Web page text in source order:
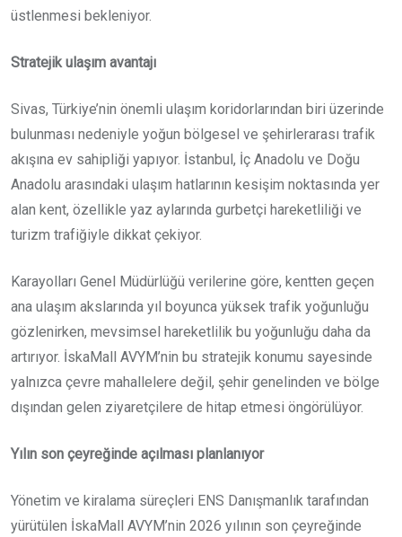
üstlenmesi bekleniyor.
Stratejik ulaşım avantajı
Sivas, Türkiye’nin önemli ulaşım koridorlarından biri üzerinde
bulunması nedeniyle yoğun bölgesel ve şehirlerarası trafik
akışına ev sahipliği yapıyor. İstanbul, İç Anadolu ve Doğu
Anadolu arasındaki ulaşım hatlarının kesişim noktasında yer
alan kent, özellikle yaz aylarında gurbetçi hareketliliği ve
turizm trafiğiyle dikkat çekiyor.
Karayolları Genel Müdürlüğü verilerine göre, kentten geçen
ana ulaşım akslarında yıl boyunca yüksek trafik yoğunluğu
gözlenirken, mevsimsel hareketlilik bu yoğunluğu daha da
artırıyor. İskaMall AVYM’nin bu stratejik konumu sayesinde
yalnızca çevre mahallelere değil, şehir genelinden ve bölge
dışından gelen ziyaretçilere de hitap etmesi öngörülüyor.
Yılın son çeyreğinde açılması planlanıyor
Yönetim ve kiralama süreçleri ENS Danışmanlık tarafından
yürütülen İskaMall AVYM’nin 2026 yılının son çeyreğinde